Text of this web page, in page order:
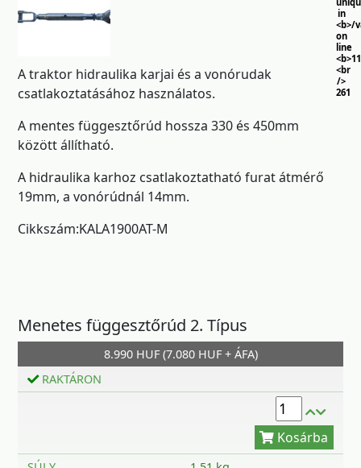
in
<b>/
on
line
<br
/>
261
A traktor hidraulika karjai és a vonórudak
csatlakoztatásához használatos.
A mentes függesztőrúd hossza 330 és 450mm
között állítható.
A hidraulika karhoz csatlakoztatható furat átmérő
19mm, a vonórúdnál 14mm.
Cikkszám:KALA1900AT-M
Menetes függesztőrúd 2. Típus
8.990 HUF (7.080 HUF + ÁFA)
RAKTÁRON
Kosárba